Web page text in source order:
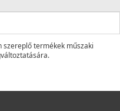
termékek műszaki